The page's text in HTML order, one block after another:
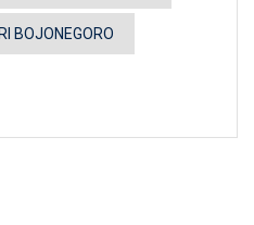
BOJONEGORO